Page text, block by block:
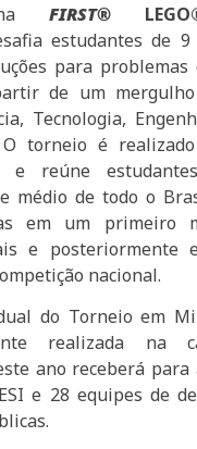
FIRST®
estudantes de
para problemas
de um
Tecnologia,
O torneio é
e reúne
médio de todo o
em um primeiro
e posteriormente
nacional.
do Torneio em
realizada na
ano receberá para
e 28 equipes de